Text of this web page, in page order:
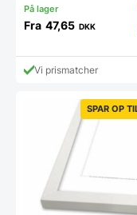
Fra 47,65 DKK
Vi prismatcher
SPAR OP